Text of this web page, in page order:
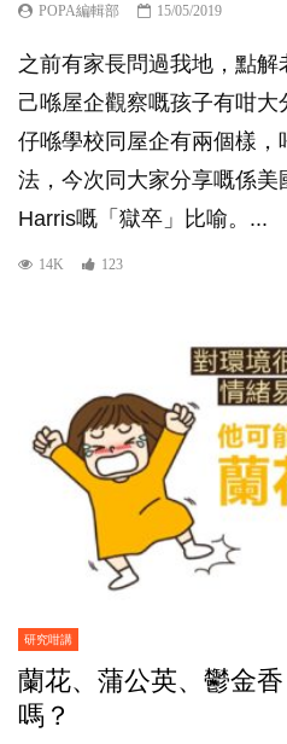
POPA編輯部 15/05/2019
之前有家長問過我地，點
己喺屋企觀察嘅孩子有咁
仔喺學校同屋企有兩個樣，
法，今次同大家分享嘅係美
Harris嘅「獄卒」比喻。...
14K 123
研究咁講
蘭花、蒲公英、鬱金
嗎？